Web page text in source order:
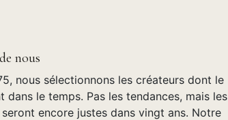
nous
nous sélectionnons les créateurs dont le
dans le temps. Pas les tendances, mais les
encore justes dans vingt ans. Notre